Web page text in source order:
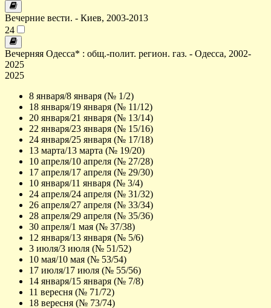
Вечерние вести. - Киев, 2003-2013
24
Вечерняя Одесса* : общ.-полит. регион. газ. - Одесса, 2002-
2025
2025
8 января/8 января (№ 1/2)
18 января/19 января (№ 11/12)
20 января/21 января (№ 13/14)
22 января/23 января (№ 15/16)
24 января/25 января (№ 17/18)
13 марта/13 марта (№ 19/20)
10 апреля/10 апреля (№ 27/28)
17 апреля/17 апреля (№ 29/30)
10 января/11 января (№ 3/4)
24 апреля/24 апреля (№ 31/32)
26 апреля/27 апреля (№ 33/34)
28 апреля/29 апреля (№ 35/36)
30 апреля/1 мая (№ 37/38)
12 января/13 января (№ 5/6)
3 июля/3 июля (№ 51/52)
10 мая/10 мая (№ 53/54)
17 июля/17 июля (№ 55/56)
14 января/15 января (№ 7/8)
11 вересня (№ 71/72)
18 вересня (№ 73/74)